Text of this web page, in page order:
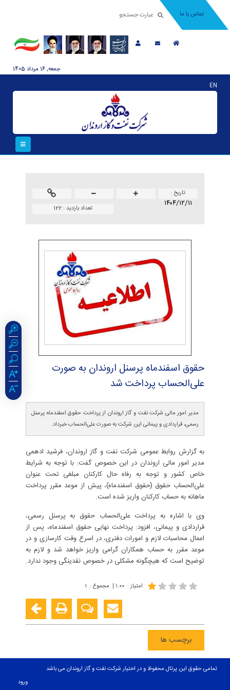
تماس با ما
جمعه, 16 مرداد 1405
EN
تاريخ :
۱۴۰۴/۱۲/۱۱ تعداد بازدید :122
حقوق اسفندماه پرسنل اروندان به صورت
علی‌الحساب پرداخت شد
مدیر امور مالی شرکت نفت و گاز اروندان از پرداخت حقوق اسفندماه پرسنل
رسمی، قراردادی و پیمانی این شرکت به صورت علی‌الحساب خبرداد.
به گزارش روابط عمومی شرکت نفت و گاز اروندان، فرشید ادهمی
مدیر امور مالی اروندان در این خصوص گفت: با توجه به شرایط
خاص کشور و توجه به رفاه حال کارکنان مبلغی تحت عنوان
علی‌الحساب حقوق (حقوق اسفندماه)، پیش از موعد مقرر پرداخت
ماهانه به حساب کارکنان واریز شده است.
وی با اشاره به پرداخت علی‌الحساب حقوق به پرسنل رسمی،
قراردادی و پیمانی، افزود: پرداخت نهایی حقوق اسفندماه، پس از
اعمال محاسبات لازم و امورات دفتری، در اسرع وقت کارسازی و در
موعد مقرر به حساب همکاران گرامی واریز خواهد شد و لازم به
توضیح است که هیچگونه مشکلی در خصوص نقدینگی وجود ندارد.
امتیاز: ۱.۰۰ | مجموع : ۱
برچسب ها
تمامی حقوق این پرتال محفوظ و در اختیار شرکت نفت و گاز اروندان می باشد
ورود